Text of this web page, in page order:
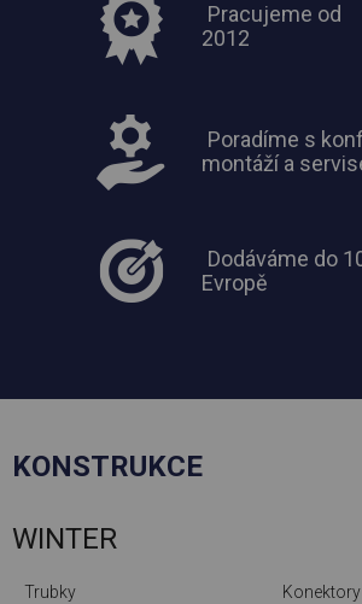
Pracujeme od
2012
Poradíme s
montáží a
Dodáváme do
Evropě
KONSTRUKCE
WINTER
Trubky Konektory